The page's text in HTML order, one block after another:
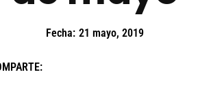
Fecha: 21 mayo, 2019